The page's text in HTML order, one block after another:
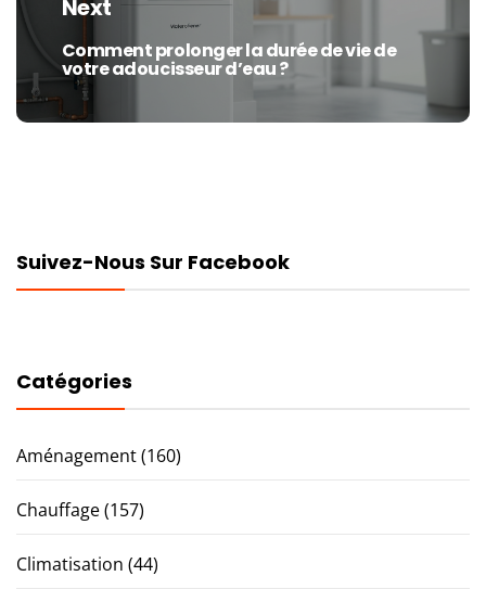
Next
Next
post:
Comment prolonger la durée de vie de
votre adoucisseur d’eau ?
Suivez-Nous Sur Facebook
Catégories
Aménagement(160)
Chauffage(157)
Climatisation (44)